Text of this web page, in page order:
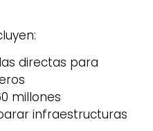
directas para
millones
infraestructuras